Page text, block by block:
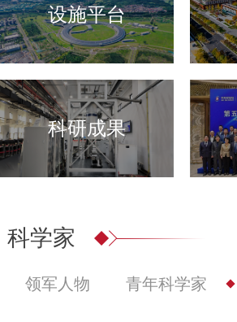
设施平台
科研成果
科学家
领军人物 青年科学家